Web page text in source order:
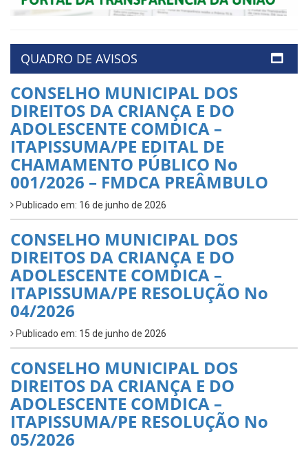
QUADRO DE AVISOS
CONSELHO MUNICIPAL DOS
DIREITOS DA CRIANÇA E DO
ADOLESCENTE COMDICA –
ITAPISSUMA/PE EDITAL DE
CHAMAMENTO PÚBLICO No
001/2026 – FMDCA PREÂMBULO
Publicado em: 16 de junho de 2026
CONSELHO MUNICIPAL DOS
DIREITOS DA CRIANÇA E DO
ADOLESCENTE COMDICA –
ITAPISSUMA/PE RESOLUÇÃO No
04/2026
Publicado em: 15 de junho de 2026
CONSELHO MUNICIPAL DOS
DIREITOS DA CRIANÇA E DO
ADOLESCENTE COMDICA –
ITAPISSUMA/PE RESOLUÇÃO No
05/2026